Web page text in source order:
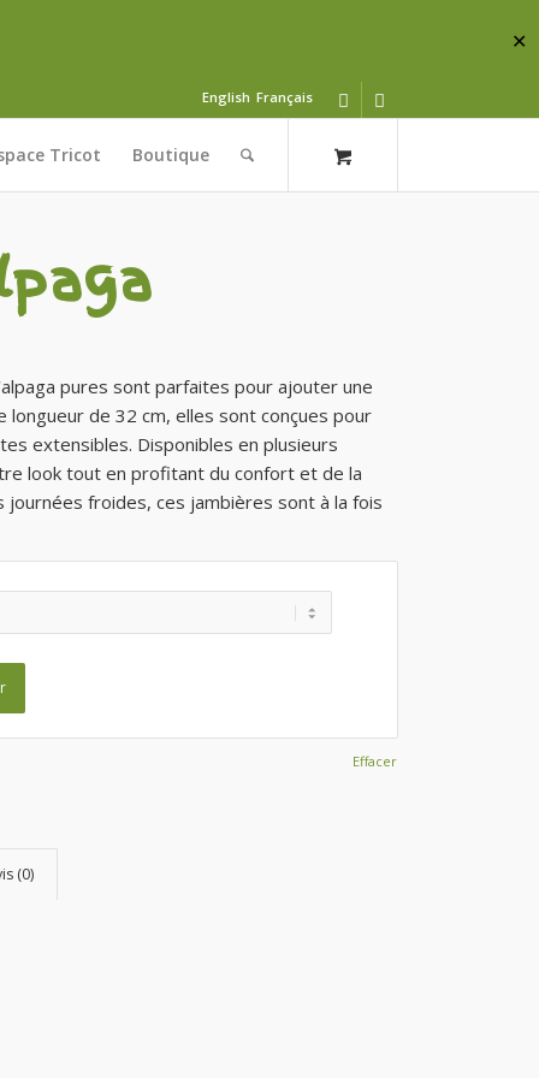
✕
English Français
Tricot Boutique
pures sont parfaites pour ajouter une
longueur de 32 cm, elles sont conçues pour
extensibles. Disponibles en plusieurs
look tout en profitant du confort et de la
journées froides, ces jambières sont à la fois
Effacer
(0)